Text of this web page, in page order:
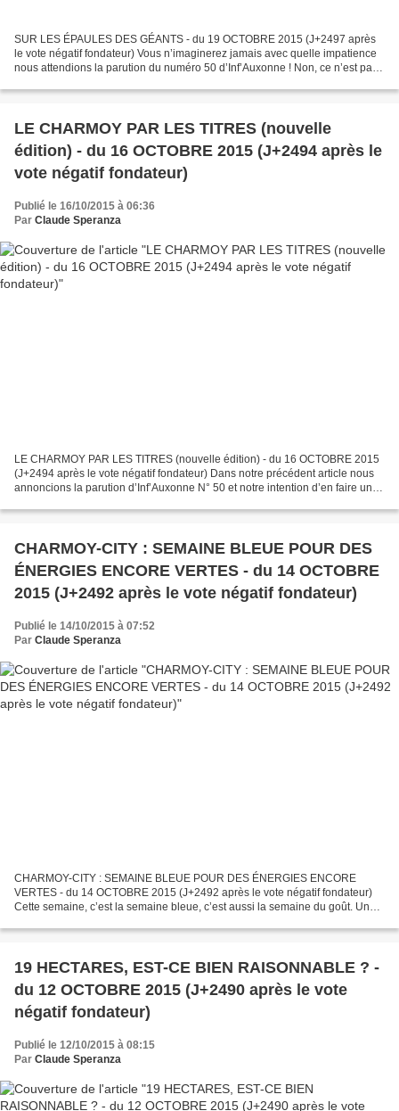
SUR LES ÉPAULES DES GÉANTS - du 19 OCTOBRE 2015 (J+2497 après
le vote négatif fondateur) Vous n’imaginerez jamais avec quelle impatience
nous attendions la parution du numéro 50 d’Inf’Auxonne ! Non, ce n’est pas
LE CHARMOY PAR LES TITRES (nouvelle
édition) - du 16 OCTOBRE 2015 (J+2494 après le
vote négatif fondateur)
Publié le 16/10/2015 à 06:36
Par Claude Speranza
LE CHARMOY PAR LES TITRES (nouvelle édition) - du 16 OCTOBRE 2015
(J+2494 après le vote négatif fondateur) Dans notre précédent article nous
annoncions la parution d’Inf’Auxonne N° 50 et notre intention d’en faire une
CHARMOY-CITY : SEMAINE BLEUE POUR DES
ÉNERGIES ENCORE VERTES - du 14 OCTOBRE
2015 (J+2492 après le vote négatif fondateur)
Publié le 14/10/2015 à 07:52
Par Claude Speranza
CHARMOY-CITY : SEMAINE BLEUE POUR DES ÉNERGIES ENCORE
VERTES - du 14 OCTOBRE 2015 (J+2492 après le vote négatif fondateur)
Cette semaine, c’est la semaine bleue, c’est aussi la semaine du goût. Un
19 HECTARES, EST-CE BIEN RAISONNABLE ? -
du 12 OCTOBRE 2015 (J+2490 après le vote
négatif fondateur)
Publié le 12/10/2015 à 08:15
Par Claude Speranza